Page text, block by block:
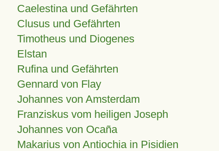
Caelestina und Gefährten
Clusus und Gefährten
Timotheus und Diogenes
Elstan
Rufina und Gefährten
Gennard von Flay
Johannes von Amsterdam
Franziskus vom heiligen Joseph
Johannes von Ocaña
Makarius von Antiochia in Pisidien